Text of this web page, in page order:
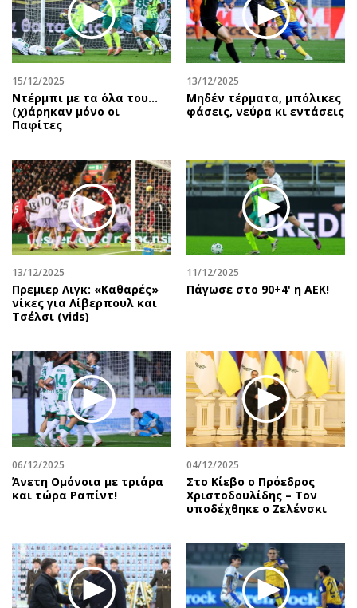
Διπλωματία
Αθλητισμός
Κύπρος
Ελλάδα
Διεθνή
Κληρώσεις Allwyn
Οικονομία
Real Estate
Επιχειρήσεις
Αγορές
Money Review
AstroBank Properties
Trends
Ναυτιλία
Περιβάλλον
Ελλάδα
Κόσμος
Πολιτισμός
Σινεμά
Μουσική
Εικαστικά
Βιβλίο
Θέσεις εργασίας
Geek
Νέα
Κινητά-tablets
Social
Πολιτική
Οικονομία
Αναδρομές
Πρόσωπα
Περιβάλλον
Showbiz
Ταξίδια
Συνταγές
Έξοδος
Εκπομπές
Wine routes
Uncut
Προσφορές
Προσωπικότητες στην ''Κ''
15/12/2025
Ντέρμπι με τα όλα του…
(χ)άρηκαν μόνο οι
Παφίτες
13/12/2025
Μηδέν τέρματα, μπόλικες
φάσεις, νεύρα κι εντάσεις
13/12/2025
Πρεμιερ Λιγκ: «Καθαρές»
νίκες για Λίβερπουλ και
Τσέλσι (vids)
11/12/2025
Πάγωσε στο 90+4' η ΑΕΚ!
06/12/2025
Άνετη Ομόνοια με τριάρα
και τώρα Ραπίντ!
04/12/2025
Στο Κίεβο ο Πρόεδρος
Χριστοδουλίδης – Τον
υποδέχθηκε ο Ζελένσκι